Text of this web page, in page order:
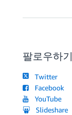
팔로우하기
Twitter
Facebook
YouTube
Slideshare